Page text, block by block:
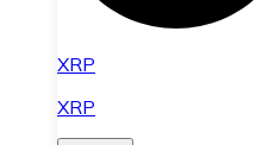
XRP
XRP